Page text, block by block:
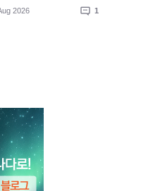
2026 1